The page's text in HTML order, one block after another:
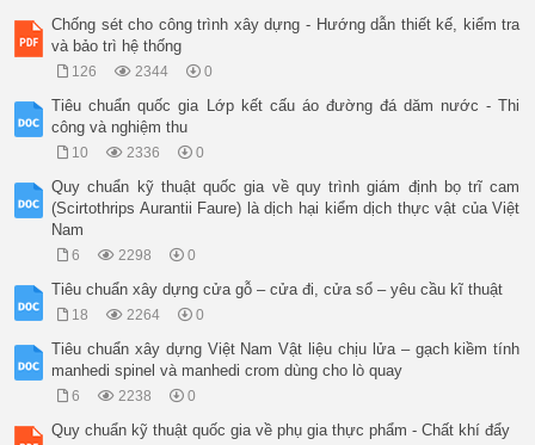
Chống sét cho công trình xây dựng - Hướng dẫn thiết kế, kiểm tra
và bảo trì hệ thống
126 2344 0
Tiêu chuẩn quốc gia Lớp kết cấu áo đường đá dăm nước - Thi
công và nghiệm thu
10 2336 0
Quy chuẩn kỹ thuật quốc gia về quy trình giám định bọ trĩ cam
(Scirtothrips Aurantii Faure) là dịch hại kiểm dịch thực vật của Việt
Nam
6 2298 0
Tiêu chuẩn xây dựng cửa gỗ – cửa đi, cửa sổ – yêu cầu kĩ thuật
18 2264 0
Tiêu chuẩn xây dựng Việt Nam Vật liệu chịu lửa – gạch kiềm tính
manhedi spinel và manhedi crom dùng cho lò quay
6 2238 0
Quy chuẩn kỹ thuật quốc gia về phụ gia thực phẩm - Chất khí đẩy